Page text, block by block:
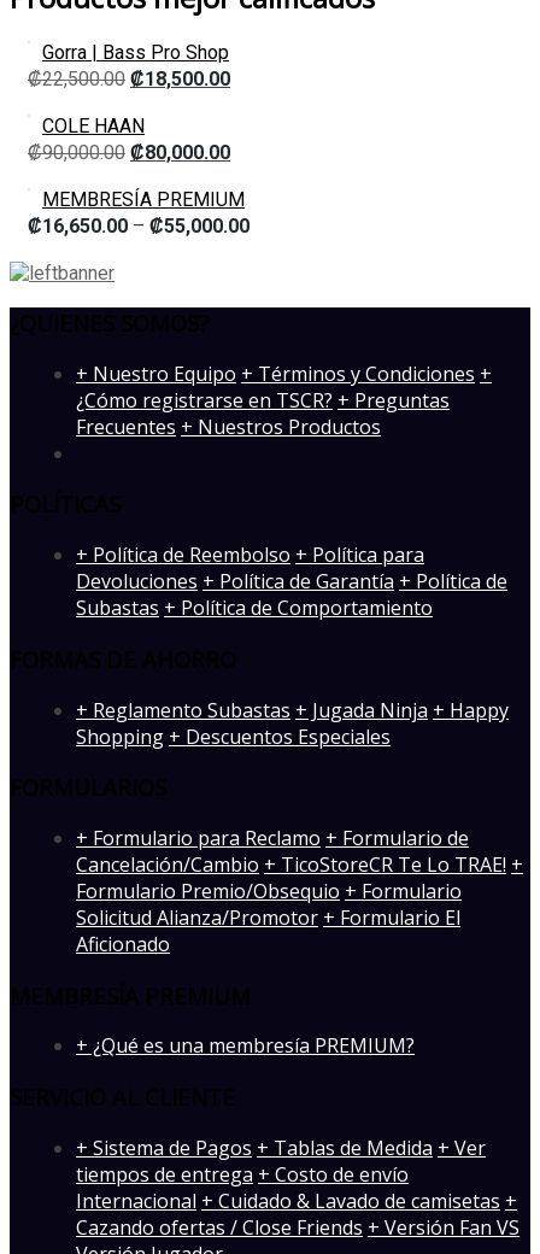
Gorra | Bass Pro Shop
₡22,500.00 ₡18,500.00
COLE HAAN
₡90,000.00 ₡80,000.00
MEMBRESÍA PREMIUM
₡16,650.00 – ₡55,000.00
­+ Nuestro Equipo + Términos y Condiciones +
¿Cómo registrarse en TSCR? + Preguntas
Frecuentes + Nuestros Productos
+ Política de Reembolso + Política para
Devoluciones + Política de Garantía + Política de
Subastas + Política de Comportamiento
+ Reglamento Subastas + Jugada Ninja + Happy
Shopping + Descuentos Especiales
+ Formulario para Reclamo + Formulario de
Cancelación/Cambio + TicoStoreCR Te Lo TRAE! +
Formulario Premio/Obsequio + Formulario
Solicitud Alianza/Promotor + Formulario El
Aficionado
+ ¿Qué es una membresía PREMIUM?
+ Sistema de Pagos + Tablas de Medida + Ver
tiempos de entrega + Costo de envío
Internacional + Cuidado & Lavado de camisetas +
Cazando ofertas / Close Friends + Versión Fan VS